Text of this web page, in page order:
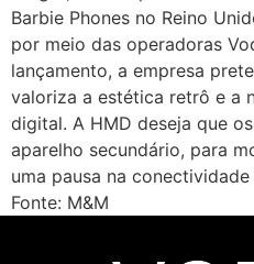
Barbie Phones no Reino
por meio das operadoras
lançamento, a empresa
valoriza a estética retrô e a
digital. A HMD deseja que
aparelho secundário, para
uma pausa na
Fonte: M&M